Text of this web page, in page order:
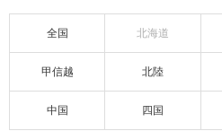
全国 北海道
甲信越 北陸
中国 四国